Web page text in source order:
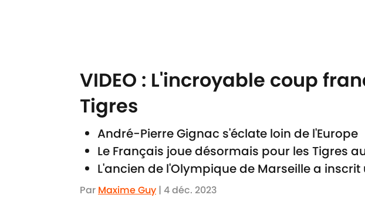
VIDEO : L'incroyable coup
Tigres
André-Pierre Gignac s'éclate loin de l'Europe
Le Français joue désormais pour les Tigres
L'ancien de l'Olympique de Marseille a
Par Maxime Guy | 4 déc. 2023